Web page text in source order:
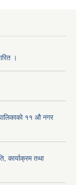
।
११ ‍औ नगर
कार्याक्रम तथा